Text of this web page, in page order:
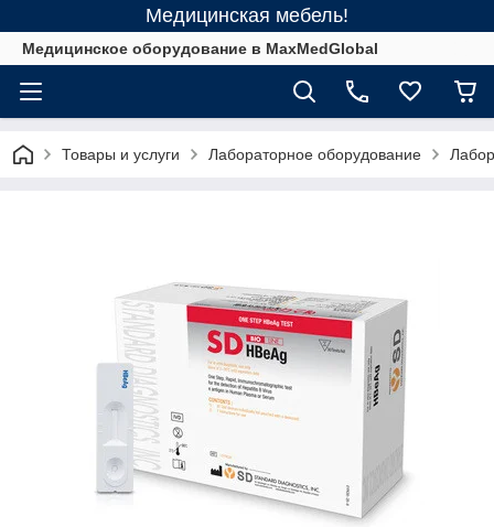
Медицинская мебель!
Медицинское оборудование в MaxMedGlobal
Товары и услуги Лабораторное оборудование